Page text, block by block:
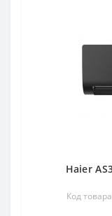
Haier
Код